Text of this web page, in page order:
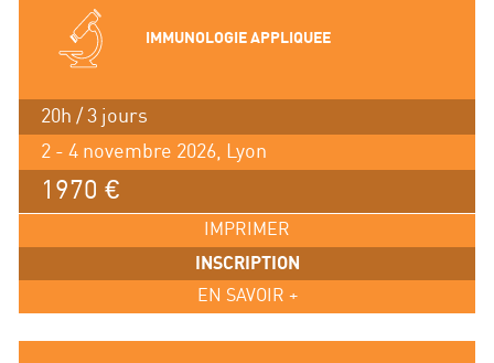
IMMUNOLOGIE APPLIQUEE
20h / 3 jours
2 - 4 novembre 2026, Lyon
1970 €
IMPRIMER
INSCRIPTION
EN SAVOIR +